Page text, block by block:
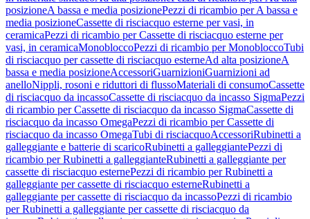
posizioneA bassa e media posizionePezzi di ricambio per A bassa e
media posizioneCassette di risciacquo esterne per vasi, in
ceramicaPezzi di ricambio per Cassette di risciacquo esterne per
vasi, in ceramicaMonobloccoPezzi di ricambio per MonobloccoTubi
di risciacquo per cassette di risciacquo esterneAd alta posizioneA
bassa e media posizioneAccessoriGuarnizioniGuarnizioni ad
anelloNippli, rosoni e riduttori di flussoMateriali di consumoCassette
di risciacquo da incassoCassette di risciacquo da incasso SigmaPezzi
di ricambio per Cassette di risciacquo da incasso SigmaCassette di
risciacquo da incasso OmegaPezzi di ricambio per Cassette di
risciacquo da incasso OmegaTubi di risciacquoAccessoriRubinetti a
galleggiante e batterie di scaricoRubinetti a galleggiantePezzi di
ricambio per Rubinetti a galleggianteRubinetti a galleggiante per
cassette di risciacquo esternePezzi di ricambio per Rubinetti a
galleggiante per cassette di risciacquo esterneRubinetti a
galleggiante per cassette di risciacquo da incassoPezzi di ricambio
per Rubinetti a galleggiante per cassette di risciacquo da